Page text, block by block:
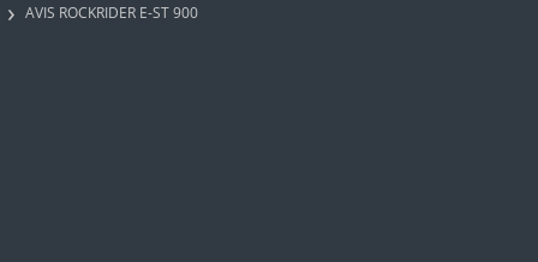
AVIS ROCKRIDER E-ST 900